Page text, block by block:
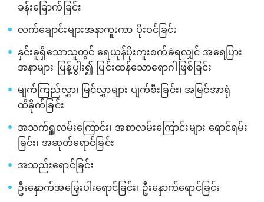
ခန်းခြောက်ခြင်း
လက်ချောင်းများအနာကူးကာ ပိုးဝင်ခြင်း
နှင်းခူရှိသောသူတွင် ရေယုန်ပိုးကူးစက်ခံရလျှင် အရေပြား
အနာများ ပြန့်ပွါး၍ ပြင်းထန်သောရောဂါဖြစ်ခြင်း
မျက်ကြည်လွှာ၊ မြင်လွှာများ ပျက်စီးခြင်း၊ အမြင်အာရုံ
ထိခိုက်ခြင်း
အသက်ရှူလမ်းကြောင်း၊ အစာလမ်းကြောင်းများ ရောင်ရမ်း
ခြင်း၊ အဆုတ်ရောင်ခြင်း
အသည်းရောင်ခြင်း
ဦးနှောက်အမြှေးပါးရောင်ခြင်း၊ ဦးနှောက်ရောင်ခြင်း